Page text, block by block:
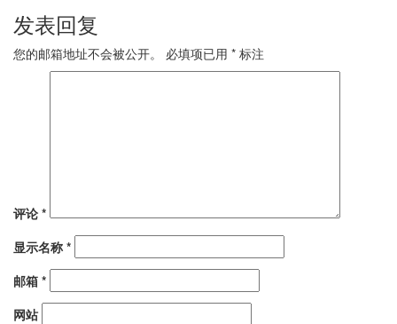
发表回复
您的邮箱地址不会被公开。 必填项已用 * 标注
评论 *
显示名称 *
邮箱 *
网站